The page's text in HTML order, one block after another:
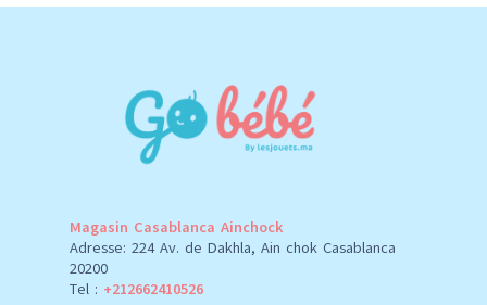
Magasin Casablanca Ainchock
Adresse: 224 Av. de Dakhla, Ain chok Casablanca
20200
Tel : +212662410526